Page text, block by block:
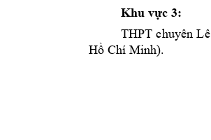
Khu vực 3:
THPT chuyên Lê
Hồ Chí Minh).